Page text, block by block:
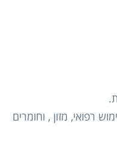
רפואי, מזון , וחומרים